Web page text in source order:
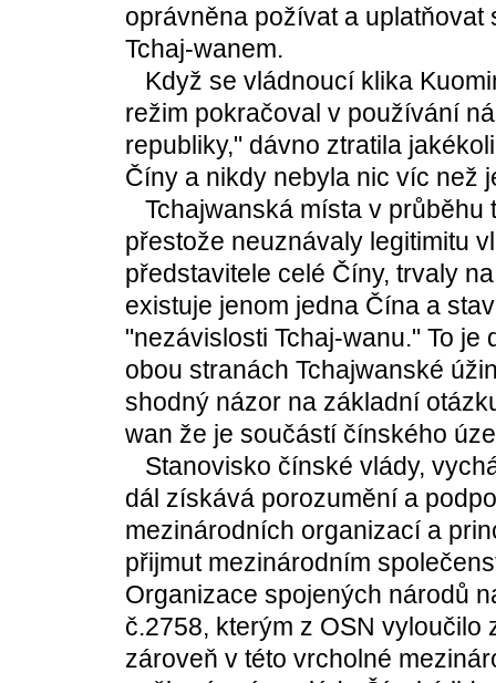
oprávněna požívat a
Tchaj-wanem.
Když se vládnoucí klika
režim pokračoval v používání
republiky," dávno ztratila
Číny a nikdy nebyla nic víc než
Tchajwanská místa v průběhu
přestože neuznávaly legitimitu
představitele celé Číny, trvaly
existuje jenom jedna Čína a
"nezávislosti Tchaj-wanu." To
obou stranách Tchajwanské
shodný názor na základní
wan že je součástí čínského
Stanovisko čínské vlády,
dál získává porozumění a
mezinárodních organizací a
přijmut mezinárodním
Organizace spojených národů
č.2758, kterým z OSN
zároveň v této vrcholné